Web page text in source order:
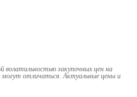
волатильностью закупочных цен на
отличаться. Актуальные цены и